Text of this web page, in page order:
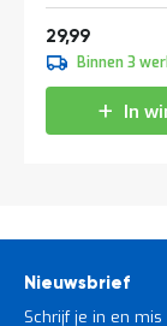
29,99
Binnen 3
In
Nieuwsbrief
Schrijf je in en